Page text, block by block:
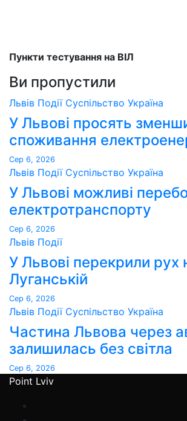
Пункти тестування на ВІЛ
Ви пропустили
Львів Події Суспільство Україна
У Львові просять
споживання
Сер 6, 2026
Львів Події Суспільство Україна
У Львові можливі
електротранспорту
Сер 6, 2026
Львів Події
У Львові перекрили рух
Луганській
Сер 6, 2026
Львів Події Суспільство Україна
Частина Львова через
залишилась без світла
Сер 6, 2026
Point Lviv